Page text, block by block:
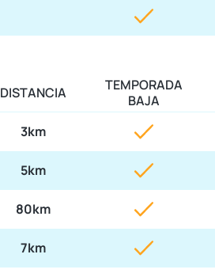
DISTANCIA
TEMPORADA
BAJA
3km
5km
80km
7km